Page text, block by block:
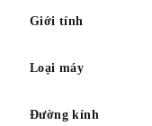
Giới tính
Loại máy
Đường kính